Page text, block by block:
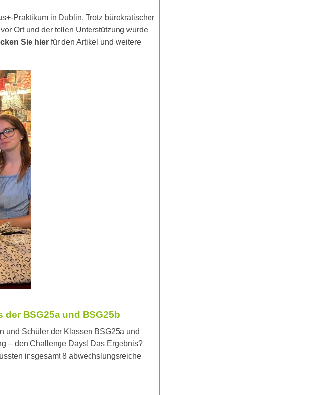
Praktikum in Dublin. Trotz bürokratischer
Ort und der tollen Unterstützung wurde
Sie hier für den Artikel und weitere
BSG25a und BSG25b
und Schüler der Klassen BSG25a und
– den Challenge Days! Das Ergebnis?
insgesamt 8 abwechslungsreiche